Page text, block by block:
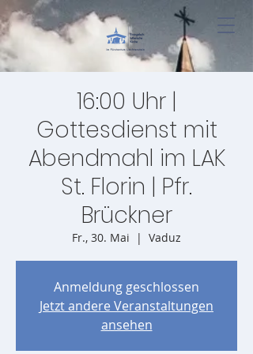
16:00 Uhr |
Gottesdienst mit
Abendmahl im LAK
St. Florin | Pfr.
Brückner
Fr., 30. Mai
  |
Vaduz
Anmeldung geschlossen
Jetzt andere Veranstaltungen
ansehen